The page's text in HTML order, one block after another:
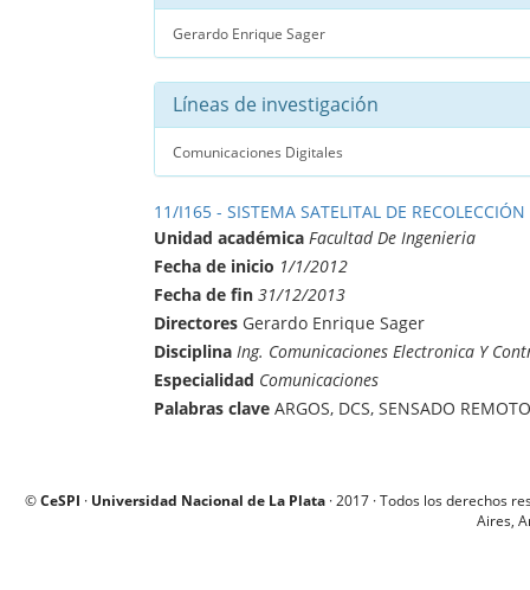
Gerardo Enrique Sager
Líneas de investigación
Comunicaciones Digitales
11/I165 - SISTEMA SATELITAL DE
Unidad académica Facultad De Ingenieria
Fecha de inicio 1/1/2012
Fecha de fin 31/12/2013
Directores Gerardo Enrique Sager
Disciplina Ing. Comunicaciones Electronica Y
Especialidad Comunicaciones
Palabras clave ARGOS, DCS, SENSADO
©CeSPI · Universidad Nacional de La Plata · 2017 · Todos los derechos
Aires,